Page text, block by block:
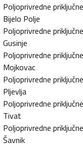
Poljoprivredne
Bijelo Polje
Poljoprivredne
Gusinje
Poljoprivredne
Mojkovac
Poljoprivredne
Pljevlja
Poljoprivredne
Tivat
Poljoprivredne
Šavnik